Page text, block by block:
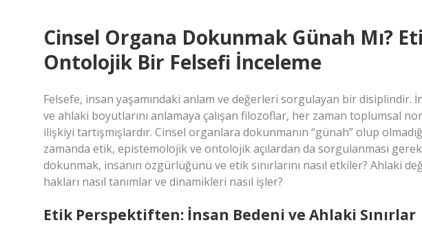
Cinsel Organa Dokunmak Günah Mı?
Ontolojik Bir Felsefi İnceleme
Felsefe, insan yaşamındaki anlam ve değerleri sorgulayan bir disiplindir.
ve ahlaki boyutlarını anlamaya çalışan filozoflar, her zaman toplumsal
ilişkiyi tartışmışlardır. Cinsel organlara dokunmanın “günah” olup
zamanda etik, epistemolojik ve ontolojik açılardan da sorgulanması
dokunmak, insanın özgürlüğünü ve etik sınırlarını nasıl etkiler? Ahlaki
hakları nasıl tanımlar ve dinamikleri nasıl işler?
Etik Perspektiften: İnsan Bedeni ve Ahlaki Sınırlar